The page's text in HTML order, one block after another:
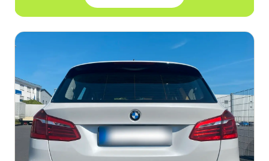
Wert
21.998 € VB
Erstzulassung
-
Kraftstoffart
-